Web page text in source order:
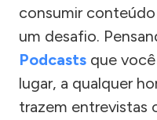
consumir
um desafio.
Podcasts que
lugar, a qualquer
trazem entrevistas